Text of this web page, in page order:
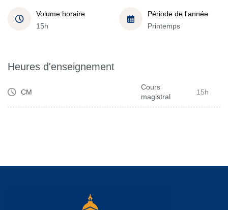
Volume horaire
15h
Période de l'année
Printemps
Heures d'enseignement
CM
Cours
magistral
15h